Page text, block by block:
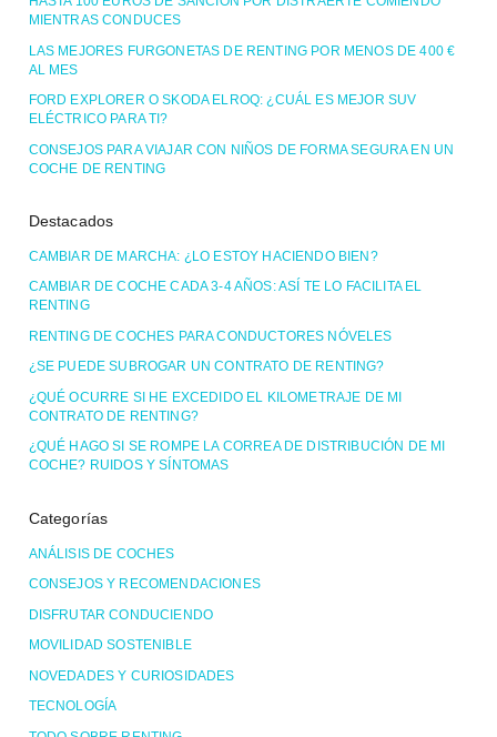
MIENTRAS CONDUCES
LAS MEJORES FURGONETAS DE RENTING POR MENOS DE 400 €
AL MES
FORD EXPLORER O SKODA ELROQ: ¿CUÁL ES MEJOR SUV
ELÉCTRICO PARA TI?
CONSEJOS PARA VIAJAR CON NIÑOS DE FORMA SEGURA EN UN
COCHE DE RENTING
Destacados
CAMBIAR DE MARCHA: ¿LO ESTOY HACIENDO BIEN?
CAMBIAR DE COCHE CADA 3-4 AÑOS: ASÍ TE LO FACILITA EL
RENTING
RENTING DE COCHES PARA CONDUCTORES NÓVELES
¿SE PUEDE SUBROGAR UN CONTRATO DE RENTING?
¿QUÉ OCURRE SI HE EXCEDIDO EL KILOMETRAJE DE MI
CONTRATO DE RENTING?
¿QUÉ HAGO SI SE ROMPE LA CORREA DE DISTRIBUCIÓN DE MI
COCHE? RUIDOS Y SÍNTOMAS
Categorías
ANÁLISIS DE COCHES
CONSEJOS Y RECOMENDACIONES
DISFRUTAR CONDUCIENDO
MOVILIDAD SOSTENIBLE
NOVEDADES Y CURIOSIDADES
TECNOLOGÍA